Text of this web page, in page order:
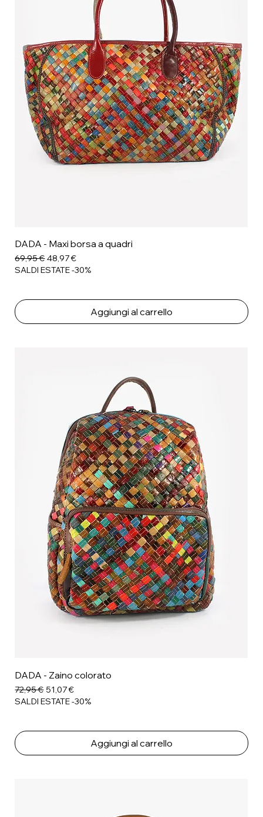
DADA - Maxi borsa a quadri
Prezzo regolare
69,95 €Prezzo scontato
48,97 €
SALDI ESTATE -30%
Aggiungi al carrello
DADA - Zaino colorato
Prezzo regolare
72,95 € Prezzo scontato
51,07 €
SALDI ESTATE -30%
Aggiungi al carrello